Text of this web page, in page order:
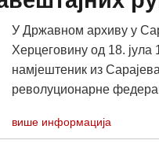
У Државном архиву у
Херцеговину од 18.
намјештеник из
револуционарне
више информација